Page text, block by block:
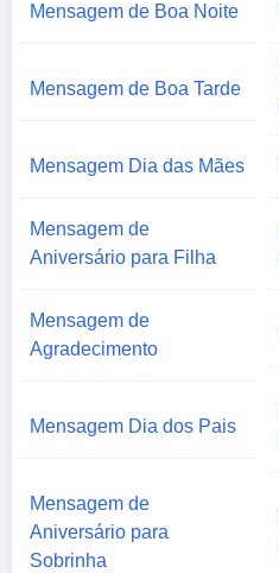
Mensagem de Boa Noite
Mensagem de Boa Tarde
Mensagem Dia das Mães
Mensagem de
Aniversário para Filha
Mensagem de
Agradecimento
Mensagem Dia dos Pais
Mensagem de
Aniversário para
Sobrinha